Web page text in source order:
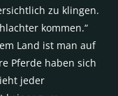
zu klingen.
kommen.“
Land ist man auf
Pferde haben sich
jeder